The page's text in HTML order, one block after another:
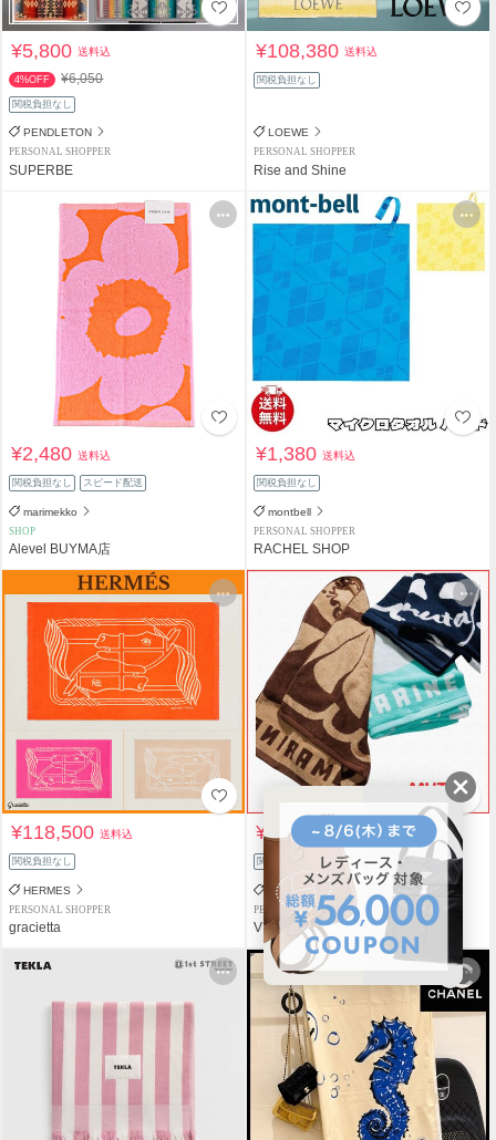
¥5,800送料込
4%OFF ¥6,050
関税負担なし
PENDLETON
PERSONAL SHOPPER
SUPERBE
¥108,380送料込
関税負担なし
LOEWE
PERSONAL SHOPPER
Rise and Shine
¥2,480送料込
関税負担なし スピード配送
marimekko
SHOP
Alevel BUYMA店
¥1,380送料込
関税負担なし
montbell
PERSONAL SHOPPER
RACHEL SHOP
¥118,500送料込
関税負担なし
HERMES
PERSONAL SHOPPER
gracietta
¥13,500送料込
関税負担なし
muta
PERSONAL SHOPPER
VIVA SPIGA